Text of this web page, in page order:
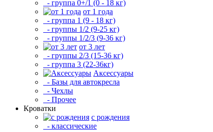
- группа 0+/1 (0 - 18 кг)
от 1 года
- группа 1 (9 - 18 кг)
- группы 1/2 (9-25 кг)
- группы 1/2/3 (9-36 кг)
от 3 лет
- группы 2/3 (15-36 кг)
- группа 3 (22-36кг)
Аксессуары
- Базы для автокресла
- Чехлы
- Прочее
Кроватки
с рождения
- классические